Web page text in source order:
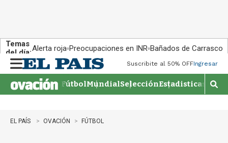
Temas
del día:Alerta roja Preocupaciones en INR Bañados de Carrasco
n
u
Suscribite al 50% OFFIngresar
FútbolMundialSelecciónEstadisticas
M
o
EL PAÍS OVACIÓN FÚTBOL